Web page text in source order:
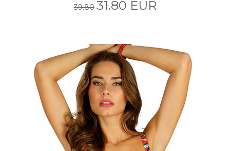
39.80 31.80 EUR